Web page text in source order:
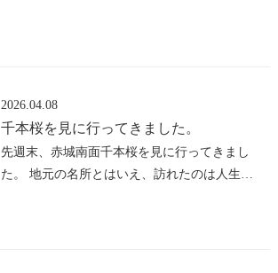
2026.04.08
千本桜を見に行ってきました。
先週末、赤城南面千本桜を見に行ってきまし
た。 地元の名所とはいえ、訪れたのは人生…